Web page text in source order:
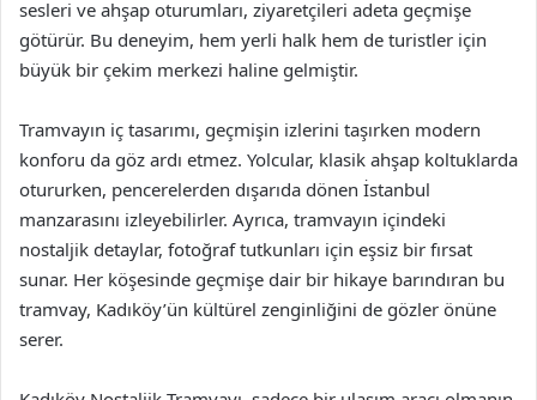
sesleri ve ahşap oturumları, ziyaretçileri adeta geçmişe
götürür. Bu deneyim, hem yerli halk hem de turistler için
büyük bir çekim merkezi haline gelmiştir.
Tramvayın iç tasarımı, geçmişin izlerini taşırken modern
konforu da göz ardı etmez. Yolcular, klasik ahşap koltuklarda
otururken, pencerelerden dışarıda dönen İstanbul
manzarasını izleyebilirler. Ayrıca, tramvayın içindeki
nostaljik detaylar, fotoğraf tutkunları için eşsiz bir fırsat
sunar. Her köşesinde geçmişe dair bir hikaye barındıran bu
tramvay, Kadıköy’ün kültürel zenginliğini de gözler önüne
serer.